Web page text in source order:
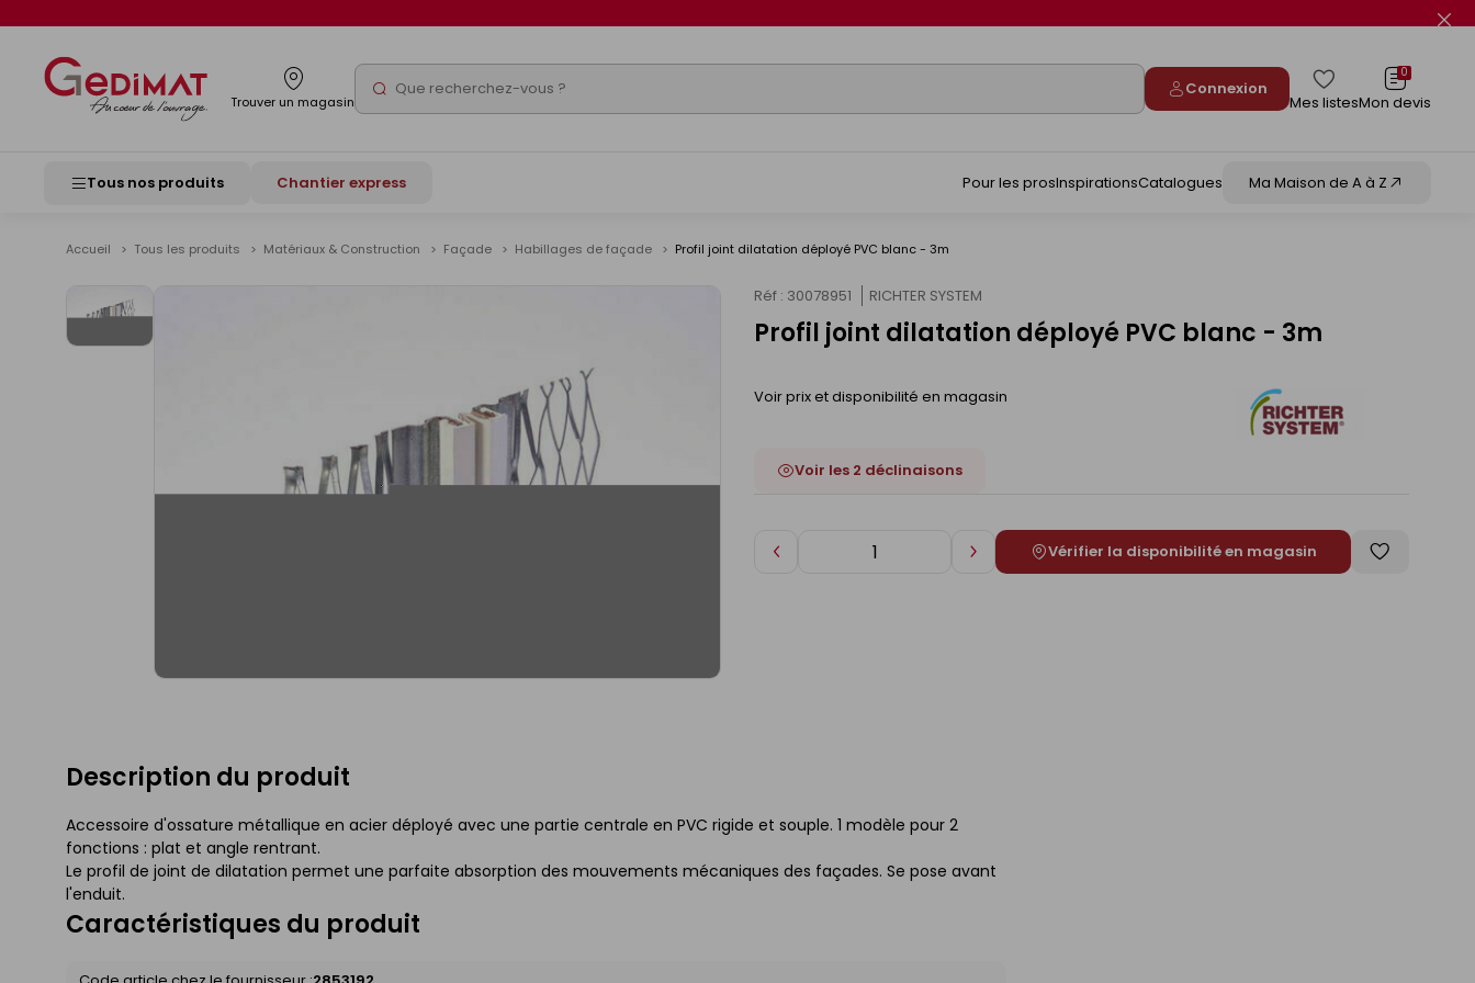
Trouver un magasin Rechercher Connexion
Mes listes
0
Mon devis
Tous nos produits Chantier express Pour les prosInspirationsCatalogues Ma Maison de A à Z
Accueil Tous les produits Matériaux & Construction Façade Habillages de façade Profil joint dilatation déployé PVC blanc - 3m
Réf : 30078951 RICHTER SYSTEM
Profil joint dilatation déployé PVC blanc - 3m
Voir prix et disponibilité en magasin
Voir les 2 déclinaisons
Diminuer AugmenterVérifier la disponibilité en magasin
Enregistrer
Description du produit
Accessoire d'ossature métallique en acier déployé avec une partie centrale en PVC rigide et souple. 1 modèle pour 2
fonctions : plat et angle rentrant.
Le profil de joint de dilatation permet une parfaite absorption des mouvements mécaniques des façades. Se pose avant
l'enduit.
Caractéristiques du produit